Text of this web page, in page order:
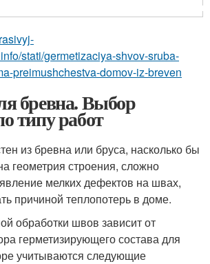
stati/germetizaciya-shvov-sruba-
preimushchestva-domov-iz-breven
бревна. Выбор
типу работ
из бревна или бруса, насколько бы
геометрия строения, сложно
мелких дефектов на швах,
причиной теплопотерь в доме.
обработки швов зависит от
герметизирующего состава для
учитываются следующие